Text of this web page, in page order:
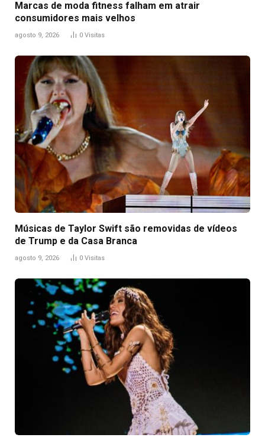
Marcas de moda fitness falham em atrair
consumidores mais velhos
agosto 9, 2026 0 Visitas
Músicas de Taylor Swift são removidas de vídeos
de Trump e da Casa Branca
agosto 9, 2026 0 Visitas